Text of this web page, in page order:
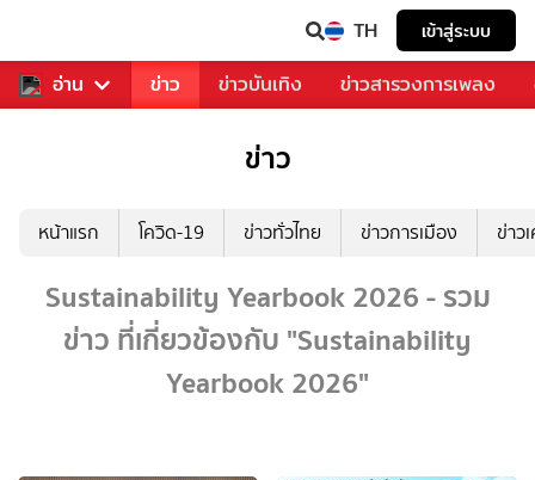
TH เข้าสู่ระบบ
อ่าน
คุณ กีฬา ข่าว ข่าวบันเทิง ข่าวสารวงการเพลง
ข่าว
หน้าแรก โควิด-19 ข่าวทั่วไทย ข่าวการเมือง ข่าว
Sustainability Yearbook 2026 - รวม
ข่าว ที่เกี่ยวข้องกับ "Sustainability
Yearbook 2026"